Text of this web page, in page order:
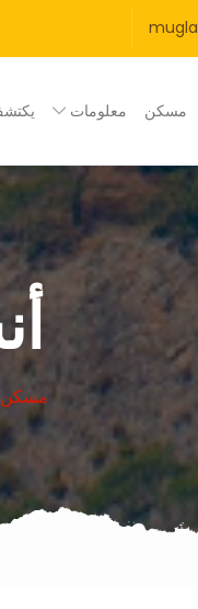
mugla
مسكن معلومات
مسكن